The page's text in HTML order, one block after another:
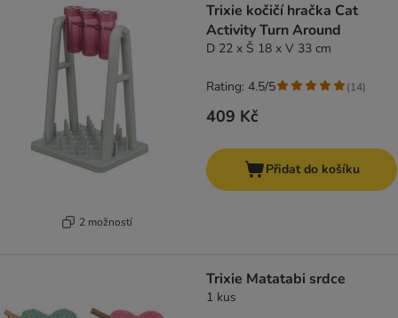
2 možností
Trixie kočičí hračka Cat
Activity Turn Around
D 22 x Š 18 x V 33 cm
409 Kč
Rating: 4.5/5 (14)
Přidat do košíku
Trixie Matatabi srdce
1 kus